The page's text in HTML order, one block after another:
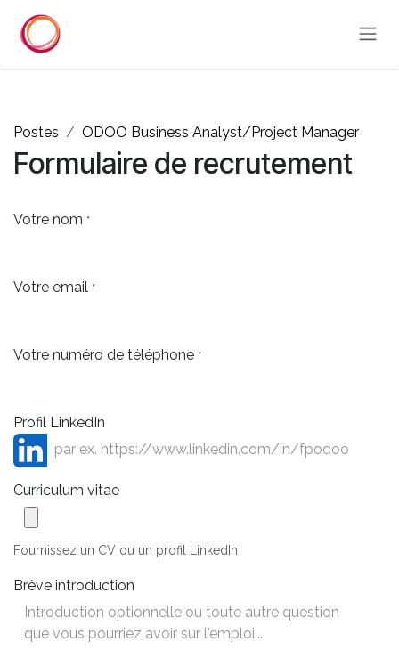
Postes ODOO Business Analyst/Project Manager
Formulaire de recrutement
Votre nom *
Votre email *
Votre numéro de téléphone *
Profil LinkedIn
Curriculum vitae
Fournissez un CV ou un profil LinkedIn
Brève introduction